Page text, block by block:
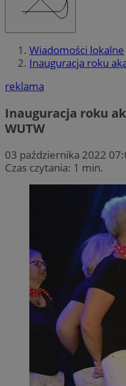
Wiadomości lokalne
Inauguracja roku
reklama
Inauguracja roku
WUTW
03 października 2022
Czas czytania: 1 min.